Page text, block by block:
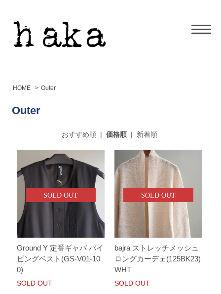
HOME > Outer
Outer
おすすめ順| 価格順| 新着順
SOLD OUT
Ground Y 定番ギャバ パイ
ピングベスト(GS-V01-10
0)
SOLD OUT
SOLD OUT
bajra ストレッチメッシュ
ロングカーデェ(125BK23)
WHT
SOLD OUT